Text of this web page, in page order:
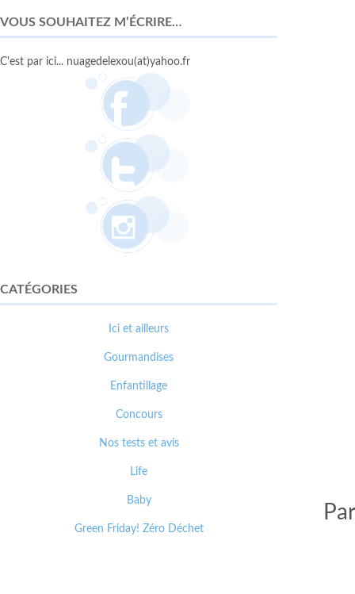
VOUS SOUHAITEZ M’ÉCRIRE…
C'est par ici... nuagedelexou(at)yahoo.fr
CATÉGORIES
Ici et ailleurs
Gourmandises
Enfantillage
Concours
Nos tests et avis
Life
Baby
Green Friday! Zéro Déchet